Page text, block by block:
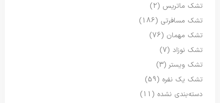
تشک ماتریس (2)
تشک مسافرتی (186)
تشک مهمان (76)
تشک نوزاد (7)
تشک ویستر (3)
تشک یک نفره (59)
دسته‌بندی نشده (11)